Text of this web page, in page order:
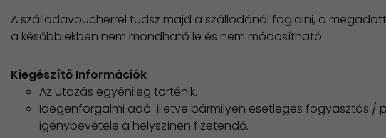
A szállodavoucherrel tudsz majd a szállodánál foglalni, a
a későbbiekben nem mondható le és nem módosítható.
Kiegészítő Információk
Az utazás egyénileg történik.
Idegenforgalmi adó illetve bármilyen esetleges fogyasztás /
igénybevétele a helyszínen fizetendő.